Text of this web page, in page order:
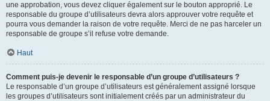
une approbation, vous devez cliquer également sur le bouton approprié. Le
responsable du groupe d’utilisateurs devra alors approuver votre requête et
pourra vous demander la raison de votre requête. Merci de ne pas harceler un
responsable de groupe s’il refuse votre demande.
Haut
Comment puis-je devenir le responsable d’un groupe d’utilisateurs ?
Le responsable d’un groupe d’utilisateurs est généralement assigné lorsque
les groupes d’utilisateurs sont initialement créés par un administrateur du